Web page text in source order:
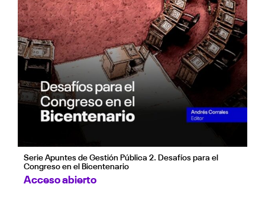
Serie Apuntes de Gestión Pública 2. Desafíos para el
Congreso en el Bicentenario
Acceso abierto